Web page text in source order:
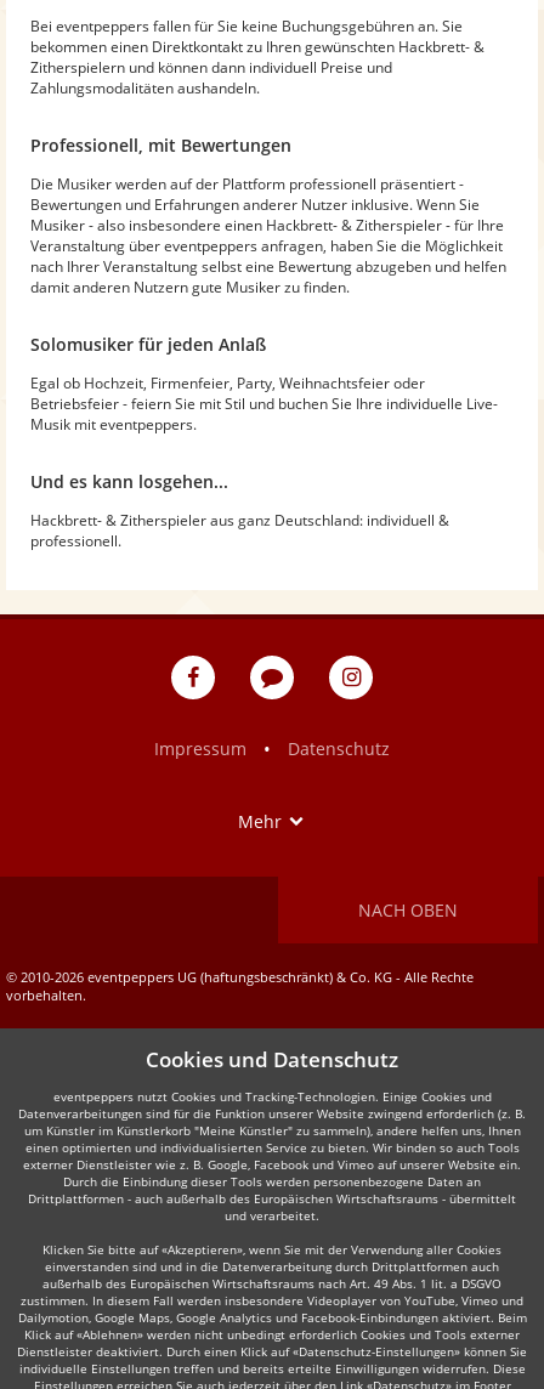
Bei eventpeppers fallen für Sie keine Buchungsgebühren an. Sie
bekommen einen Direktkontakt zu Ihren gewünschten Hackbrett- &
Zitherspielern und können dann individuell Preise und
Zahlungsmodalitäten aushandeln.
Professionell, mit Bewertungen
Die Musiker werden auf der Plattform professionell präsentiert -
Bewertungen und Erfahrungen anderer Nutzer inklusive. Wenn Sie
Musiker - also insbesondere einen Hackbrett- & Zitherspieler - für Ihre
Veranstaltung über eventpeppers anfragen, haben Sie die Möglichkeit
nach Ihrer Veranstaltung selbst eine Bewertung abzugeben und helfen
damit anderen Nutzern gute Musiker zu finden.
Solomusiker für jeden Anlaß
Egal ob Hochzeit, Firmenfeier, Party, Weihnachtsfeier oder
Betriebsfeier - feiern Sie mit Stil und buchen Sie Ihre individuelle Live-
Musik mit eventpeppers.
Und es kann losgehen...
Hackbrett- & Zitherspieler aus ganz Deutschland: individuell &
professionell.
eventpeppers
Blog
eventpeppers
Impressum
• Datenschutz
Mehr
NACH OBEN
© 2010-2026 eventpeppers UG (haftungsbeschränkt) & Co. KG - Alle Rechte
vorbehalten.
Cookies und Datenschutz
eventpeppers nutzt Cookies und Tracking-Technologien. Einige Cookies und
Datenverarbeitungen sind für die Funktion unserer Website zwingend erforderlich (z. B.
um Künstler im Künstlerkorb "Meine Künstler" zu sammeln), andere helfen uns, Ihnen
einen optimierten und individualisierten Service zu bieten. Wir binden so auch Tools
externer Dienstleister wie z. B. Google, Facebook und Vimeo auf unserer Website ein.
Durch die Einbindung dieser Tools werden personenbezogene Daten an
Drittplattformen - auch außerhalb des Europäischen Wirtschaftsraums - übermittelt
und verarbeitet.
Klicken Sie bitte auf «Akzeptieren», wenn Sie mit der Verwendung aller Cookies
einverstanden sind und in die Datenverarbeitung durch Drittplattformen auch
außerhalb des Europäischen Wirtschaftsraums nach Art. 49 Abs. 1 lit. a DSGVO
zustimmen. In diesem Fall werden insbesondere Videoplayer von YouTube, Vimeo und
Dailymotion, Google Maps, Google Analytics und Facebook-Einbindungen aktiviert. Beim
Klick auf «Ablehnen» werden nicht unbedingt erforderlich Cookies und Tools externer
Dienstleister deaktiviert. Durch einen Klick auf «Datenschutz-Einstellungen» können Sie
individuelle Einstellungen treffen und bereits erteilte Einwilligungen widerrufen. Diese
Einstellungen erreichen Sie auch jederzeit über den Link «Datenschutz» im Footer